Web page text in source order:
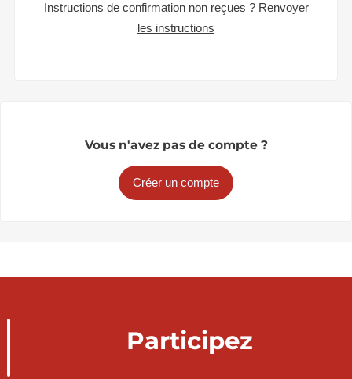
Instructions de confirmation non reçues ? Renvoyer
les instructions
Vous n'avez pas de compte ?
Créer un compte
Participez